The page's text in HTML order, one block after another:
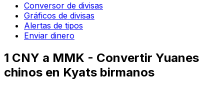
Conversor de divisas
Gráficos de divisas
Alertas de tipos
Enviar dinero
1 CNY a MMK - Convertir Yuanes
chinos en Kyats birmanos